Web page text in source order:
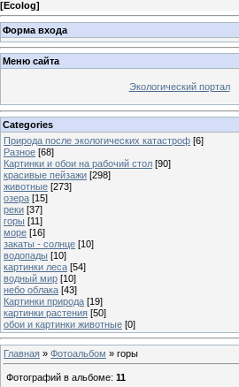
[Ecolog]
Форма входа
Меню сайта
Экологический портал
Categories
Природа после экологических катастроф [6]
Разное [68]
Картинки и обои на рабочий стол [90]
красивые пейзажи [298]
животные [273]
озера [15]
реки [37]
горы [11]
море [16]
закаты - солнце [10]
водопады [10]
картинки леса [54]
водный мир [10]
небо облака [43]
Картинки природа [19]
картинки растения [50]
обои и картинки животные [0]
Главная » Фотоальбом » горы
Фотографий в альбоме: 11